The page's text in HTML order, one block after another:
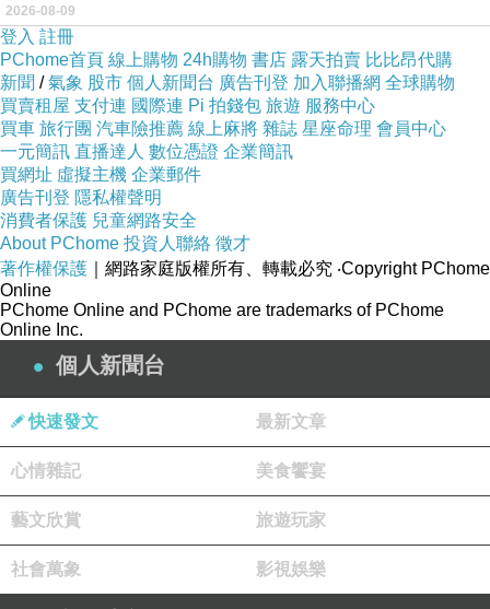
昨天一個T告訴我，廿餘歲時她跟青梅竹馬的gay
好友約好一起生孩子，後來孩子生出來，gay好
友也結婚去了，2個爸爸也非常疼他們的孩子，
兩家長輩也接受這種瀟洒前衛的活法。
想到31歲時我沒有成熟度教養一個孩子，現在也
早過了適合生子的年紀。說沒有羨慕那個生了孩
子的T是騙人的，可是也有人會羨慕我現在的生
活。
生命是一條向前湧動的河，當下的風景在雙眼珍
到了。
新年前回澳門看看Pearl，在金飾店買了掌上明珠
造型的黃金給她。到家時妺妹不在，Win正在準
備Pearl洗澡的東西。
2026-08-09
登入 註冊
PChome首頁 線上購物 24h購物 書店 露天拍賣 比比昂代購
新聞 /氣象 股市 個人新聞台 廣告刊登 加入聯播網 全球購物
買賣租屋 支付連 國際連 Pi 拍錢包 旅遊 服務中心
買車 旅行團 汽車險推薦 線上麻將 雜誌 星座命理 會員中心
一元簡訊 直播達人 數位憑證 企業簡訊
買網址 虛擬主機 企業郵件
廣告刊登 隱私權聲明
消費者保護 兒童網路安全
About PChome 投資人聯絡 徵才
著作權保護 ｜網路家庭版權所有、轉載必究 ‧Copyright PChome
Online
PChome Online and PChome are trademarks of PChome
Online Inc.
個人新聞台
快速發文 最新文章
心情雜記 美食饗宴
藝文欣賞 旅遊玩家
社會萬象 影視娛樂